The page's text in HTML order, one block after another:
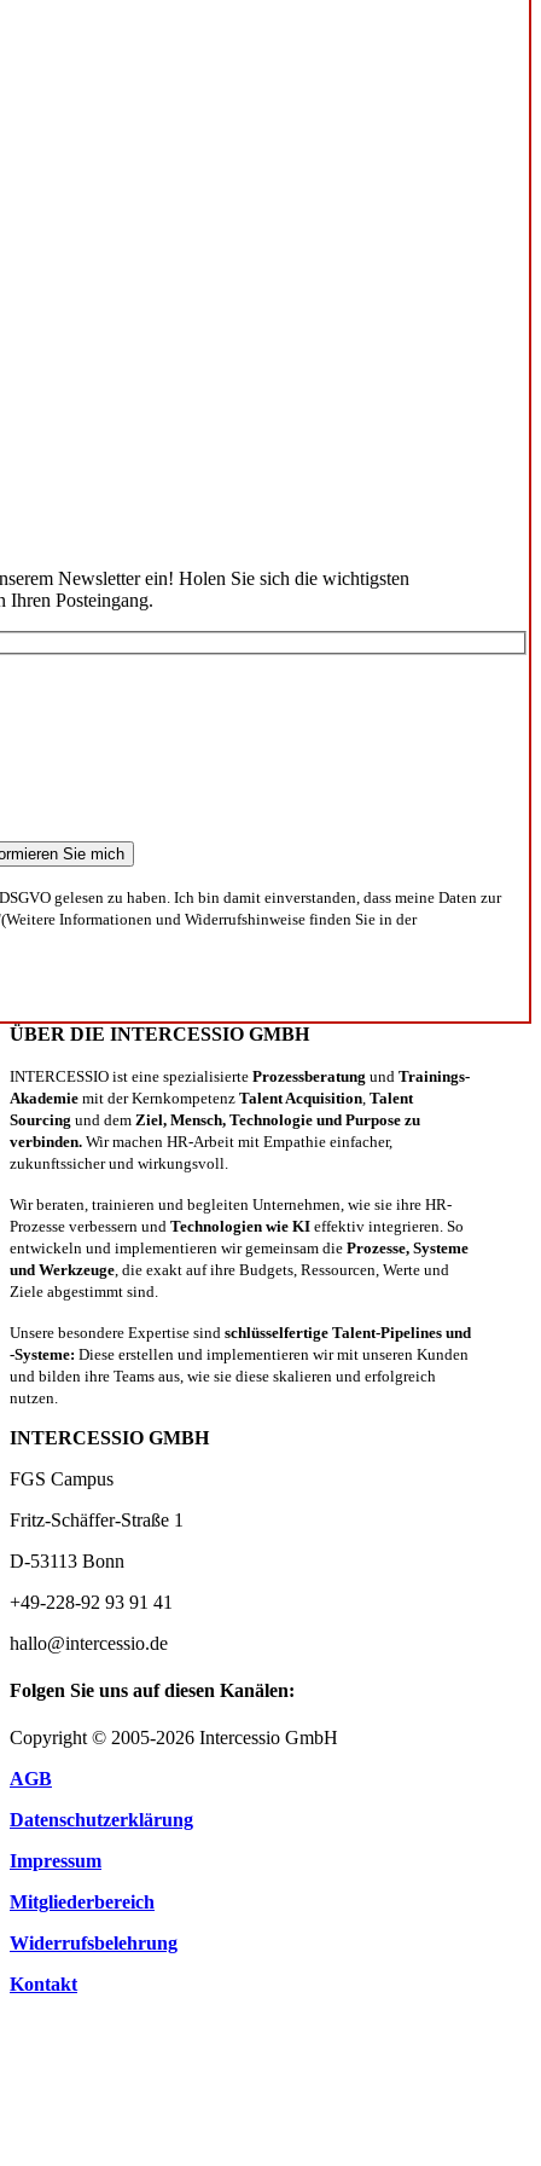
Newsletter ein! Holen Sie sich die wichtigsten
Ihren Posteingang.
gelesen zu haben. Ich bin damit einverstanden, dass meine Daten zur
Informationen und Widerrufshinweise finden Sie in der
ÜBER DIE INTERCESSIO GMBH
INTERCESSIO ist eine spezialisierte Prozessberatung und Trainings-
Akademie mit der Kernkompetenz Talent Acquisition Talent
Sourcing und dem Ziel, Mensch, Technologie und Purpose zu
verbinden. Wir machen HR-Arbeit mit Empathie einfacher,
zukunftssicher und wirkungsvoll.
Wir beraten, trainieren und begleiten Unternehmen, wie sie ihre HR-
Prozesse verbessern und Technologien wie KI effektiv integrieren. So
entwickeln und implementieren wir gemeinsam die Prozesse, Systeme
und Werkzeuge , die exakt auf ihre Budgets, Ressourcen, Werte und
Ziele abgestimmt sind.
Unsere besondere Expertise sind schlüsselfertige Talent-Pipelines und
-Systeme: Diese erstellen und implementieren wir mit unseren Kunden
und bilden ihre Teams aus, wie sie diese skalieren und erfolgreich
nutzen.
INTERCESSIO GMBH
FGS Campus
Fritz-Schäffer-Straße 1
D-53113 Bonn
+49-228-92 93 91 41
hallo@intercessio.de
Folgen Sie uns auf diesen Kanälen:
Copyright © 2005-2026 Intercessio GmbH
AGB
Datenschutzerklärung
Impressum
Mitgliederbereich
Widerrufsbelehrung
Kontakt